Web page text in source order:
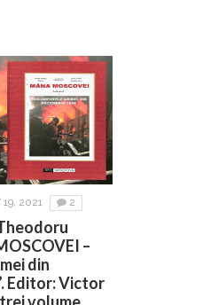
19, 2021 2
–
din
Editor: Victor